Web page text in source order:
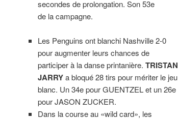
secondes de prolongation. Son 53e
de la campagne.
Les Penguins ont blanchi Nashville 2-0
pour augmenter leurs chances de
participer à la danse printanière.TRISTAN
JARRYa bloqué 28 tirs pour mériter le jeu
blanc. Un 34e pour GUENTZEL et un 26e
pour JASON ZUCKER.
Dans la course au «wild card», les